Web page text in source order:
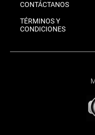
CONTÁCTANOS
TÉRMINOS Y
CONDICIONES